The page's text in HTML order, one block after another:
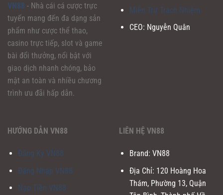
VN88 - Nhà cái cá cược trực
tuyến mang đến đa dạng sản
phẩm như cược thể thao,
casino trực tiếp, slot và game
bài đổi thưởng, nổi bật với
giao dịch nhanh chóng, bảo
mật an toàn và nhiều chương
trình ưu đãi hấp dẫn.
Miễn Trừ Trách Nhiệm
CEO: Nguyễn Quân
HƯỚNG DẪN VN88
Đăng Ký VN88
Đăng Nhập VN88
Nạp Tiền VN88
LIÊN HỆ VN88
Brand: VN88
Địa Chỉ: 120 Hoàng Hoa
Thám, Phường 13, Quận